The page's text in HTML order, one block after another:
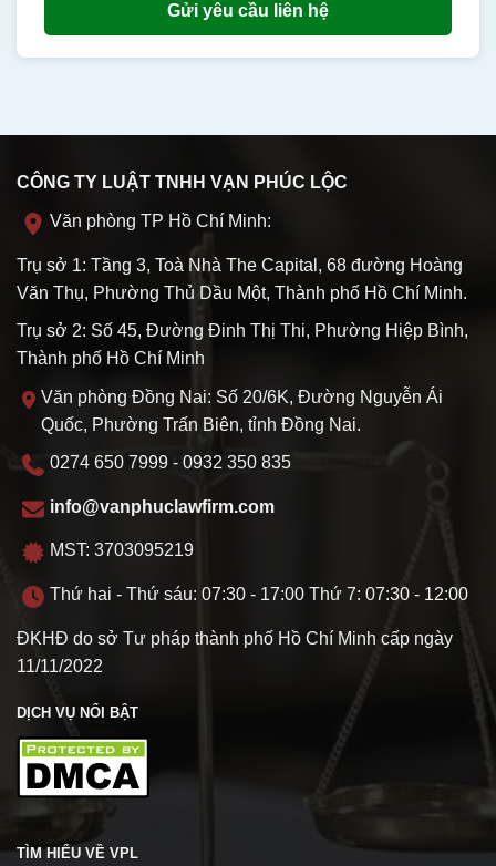
Gửi yêu cầu liên hệ
CÔNG TY LUẬT TNHH VẠN PHÚC LỘC
Văn phòng TP Hồ Chí Minh:
Trụ sở 1: Tầng 3, Toà Nhà The Capital, 68 đường Hoàng
Văn Thụ, Phường Thủ Dầu Một, Thành phố Hồ Chí Minh.
Trụ sở 2: Số 45, Đường Đinh Thị Thi, Phường Hiệp Bình,
Thành phố Hồ Chí Minh
Văn phòng Đồng Nai: Số 20/6K, Đường Nguyễn Ái
Quốc, Phường Trấn Biên, tỉnh Đồng Nai.
0274 650 7999 - 0932 350 835
info@vanphuclawfirm.com
MST: 3703095219
Thứ hai - Thứ sáu: 07:30 - 17:00 Thứ 7: 07:30 - 12:00
ĐKHĐ do sở Tư pháp thành phố Hồ Chí Minh cấp ngày
11/11/2022
DỊCH VỤ NỔI BẬT
TÌM HIỂU VỀ VPL